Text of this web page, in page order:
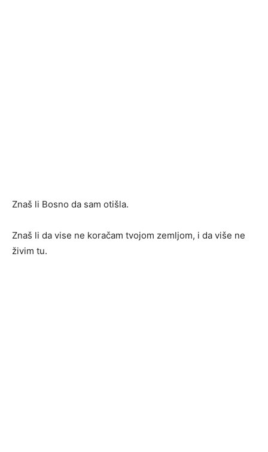
Znaš li Bosno da sam otišla.
Znaš li da vise ne koračam tvojom zemljom, i da više ne
živim tu.